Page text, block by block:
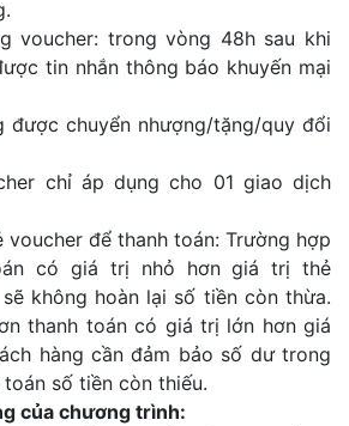
trong vòng 48h sau khi
tin nhắn thông báo khuyến mại
chuyển nhượng/tặng/quy đổi
chỉ áp dụng cho 01 giao dịch
để thanh toán: Trường hợp
có giá trị nhỏ hơn giá trị thẻ
không hoàn lại số tiền còn thừa.
thanh toán có giá trị lớn hơn giá
hàng cần đảm bảo số dư trong
số tiền còn thiếu.
của chương trình: